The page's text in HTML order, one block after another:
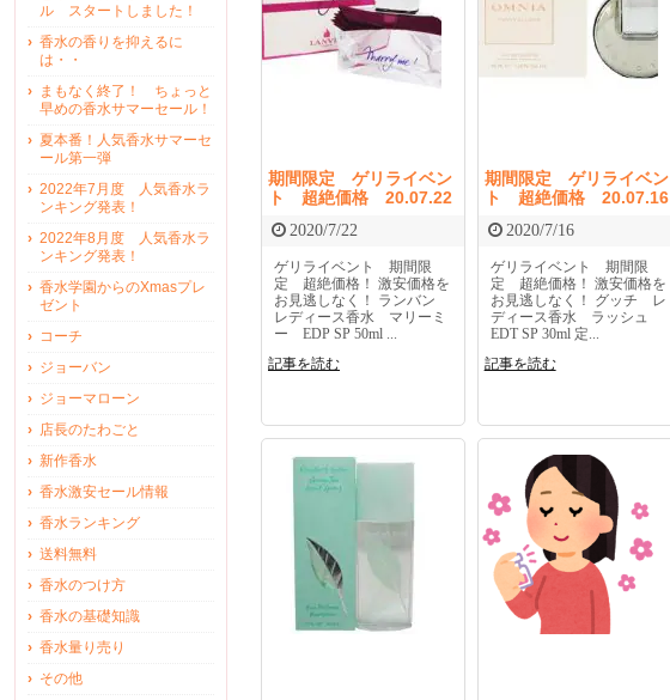
期間限定 ゲリライベン
ト 超絶価格 20.07.22
2020/7/22
ゲリライベント 期間限
定 超絶価格！ 激安価格を
お見逃しなく！ ランバン
レディース香水 マリーミ
ー EDP SP 50ml ...
記事を読む
期間限定 ゲリライベン
ト 超絶価格 20.07.16
2020/7/16
ゲリライベント 期間限
定 超絶価格！ 激安価格を
お見逃しなく！ グッチ レ
ディース香水 ラッシュ
EDT SP 30ml 定...
記事を読む
ル スタートしました！
香水の香りを抑えるに
は・・
まもなく終了！ ちょっと
早めの香水サマーセール！
夏本番！人気香水サマーセ
ール第一弾
2022年7月度 人気香水ラ
ンキング発表！
2022年8月度 人気香水ラ
ンキング発表！
香水学園からのXmasプレ
ゼント
コーチ
ジョーバン
ジョーマローン
店長のたわごと
新作香水
香水激安セール情報
香水ランキング
送料無料
香水のつけ方
香水の基礎知識
香水量り売り
その他